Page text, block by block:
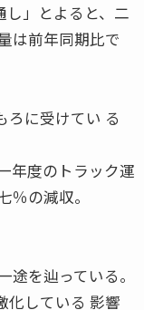
し」とよると、二
は前年同期比で
ろに受けてい る
年度のトラック運
の減収。
を辿っている。
化している 影響